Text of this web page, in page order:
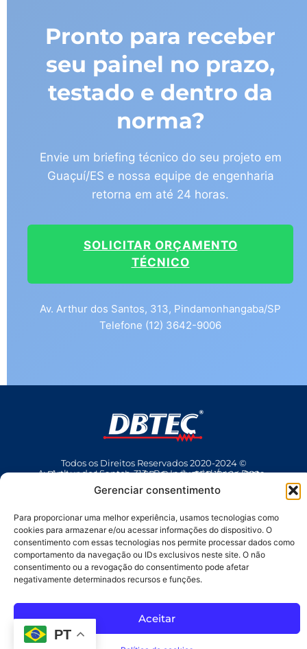
Gerenciar consentimento
Para proporcionar uma melhor experiência, usamos tecnologias como
cookies para armazenar e/ou acessar informações do dispositivo. O
consentimento com essas tecnologias nos permite processar dados como
comportamento da navegação ou IDs exclusivos neste site. O não
consentimento ou a revogação do consentimento pode afetar
negativamente determinados recursos e funções.
Aceitar
Pronto para receber
seu painel no prazo,
testado e dentro da
norma?
Envie um briefing técnico do seu projeto em
Guaçuí/ES e nossa equipe de engenharia
retorna em até 24 horas.
SOLICITAR ORÇAMENTO
TÉCNICO
Av. Arthur dos Santos, 313, Pindamonhangaba/SP
Telefone (12) 3642-9006
Todos os Direitos Reservados 2020-2024 ©
Av Arthur dos Santos, 313 • Pq. Industrial Água Preta • Pindamonhangaba • SP • Brasil • CEP 12404-289
(12) 3642 9006
• dbtec@dbtec.com.br
PT